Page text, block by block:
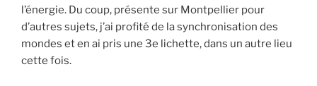
l’énergie. Du coup, présente sur Montpellier pour
d’autres sujets, j’ai profité de la synchronisation des
mondes et en ai pris une 3e lichette, dans un autre lieu
cette fois.